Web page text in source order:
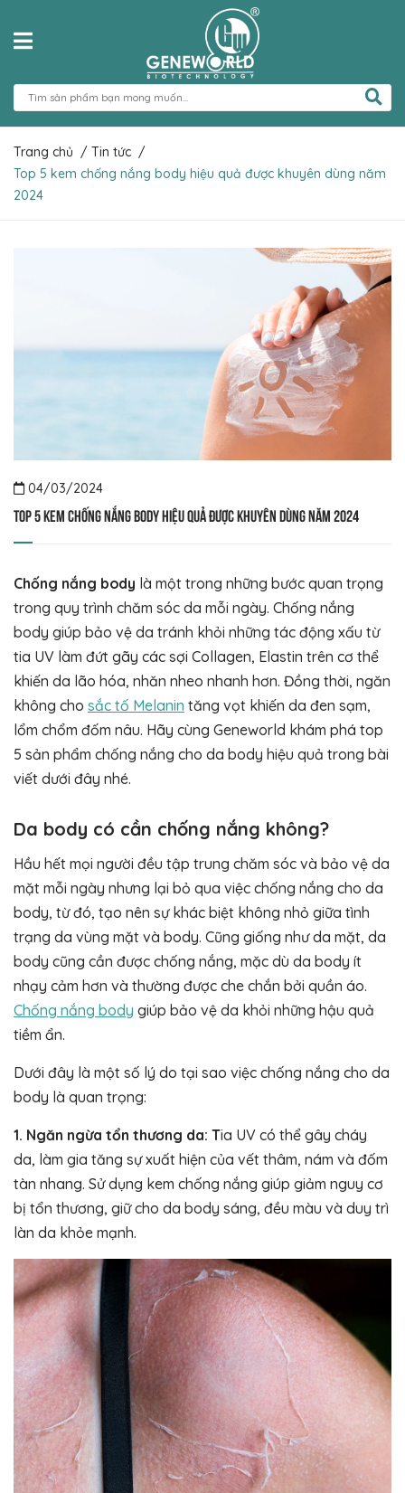
Trang chủ / Tin tức /
Top 5 kem chống nắng body hiệu quả được khuyên dùng năm
2024
04/03/2024
Top 5 kem chống nắng body hiệu quả được khuyên dùng năm 2024
Chống nắng body là một trong những bước quan trọng
trong quy trình chăm sóc da mỗi ngày. Chống nắng
body giúp bảo vệ da tránh khỏi những tác động xấu từ
tia UV làm đứt gãy các sợi Collagen, Elastin trên cơ thể
khiến da lão hóa, nhăn nheo nhanh hơn. Đồng thời, ngăn
không cho sắc tố Melanin tăng vọt khiến da đen sạm,
lổm chổm đốm nâu. Hãy cùng Geneworld khám phá top
5 sản phẩm chống nắng cho da body hiệu quả trong bài
viết dưới đây nhé.
Da body có cần chống nắng không?
Hầu hết mọi người đều tập trung chăm sóc và bảo vệ da
mặt mỗi ngày nhưng lại bỏ qua việc chống nắng cho da
body, từ đó, tạo nên sự khác biệt không nhỏ giữa tình
trạng da vùng mặt và body. Cũng giống như da mặt, da
body cũng cần được chống nắng, mặc dù da body ít
nhạy cảm hơn và thường được che chắn bởi quần áo.
Chống nắng body giúp bảo vệ da khỏi những hậu quả
tiềm ẩn.
Dưới đây là một số lý do tại sao việc chống nắng cho da
body là quan trọng:
1. Ngăn ngừa tổn thương da: Tia UV có thể gây cháy
da, làm gia tăng sự xuất hiện của vết thâm, nám và đốm
tàn nhang. Sử dụng kem chống nắng giúp giảm nguy cơ
bị tổn thương, giữ cho da body sáng, đều màu và duy trì
làn da khỏe mạnh.